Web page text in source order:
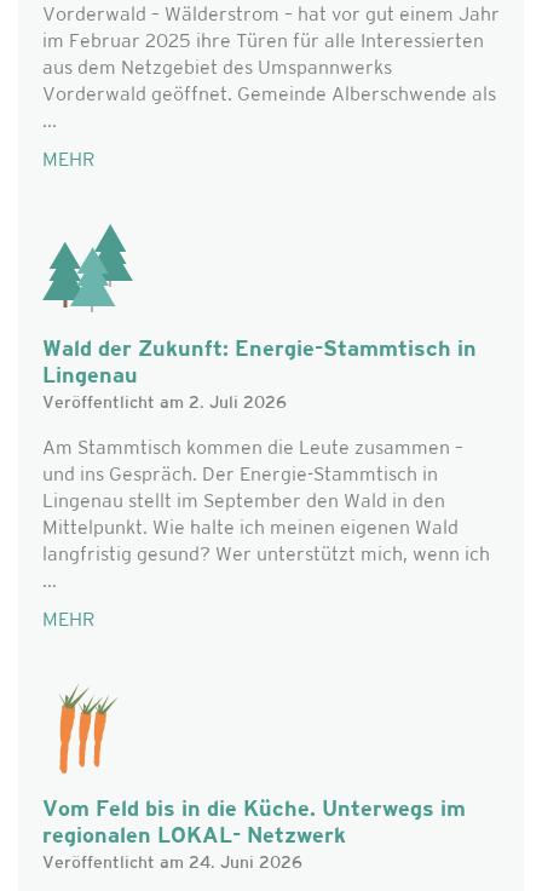
Vorderwald – Wälderstrom – hat vor gut einem Jahr
im Februar 2025 ihre Türen für alle Interessierten
aus dem Netzgebiet des Umspannwerks
Vorderwald geöffnet. Gemeinde Alberschwende als
...
MEHR
Wald der Zukunft: Energie-Stammtisch in
Lingenau
Veröffentlicht am 2. Juli 2026
Am Stammtisch kommen die Leute zusammen –
und ins Gespräch. Der Energie-Stammtisch in
Lingenau stellt im September den Wald in den
Mittelpunkt. Wie halte ich meinen eigenen Wald
langfristig gesund? Wer unterstützt mich, wenn ich
...
MEHR
Vom Feld bis in die Küche. Unterwegs im
regionalen LOKAL- Netzwerk
Veröffentlicht am 24. Juni 2026